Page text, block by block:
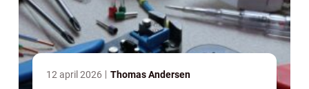
12 april 2026 Thomas Andersen